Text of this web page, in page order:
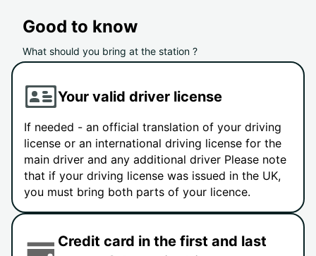
Good to know
What should you bring at the station ?
Your valid driver license
If needed - an official translation of your driving
license or an international driving license for the
main driver and any additional driver Please note
that if your driving license was issued in the UK,
you must bring both parts of your licence.
Credit card in the first and last